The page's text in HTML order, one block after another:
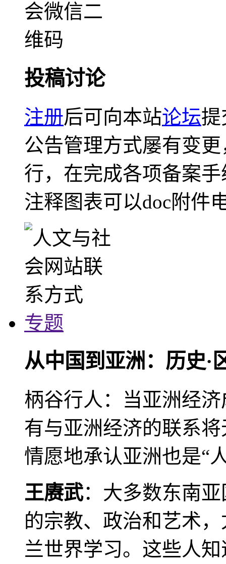
投稿讨论
注册后可向本站论坛提
公告管理方式屡有变
行，在完成各项备案
注释图表可以doc附件
专题
从中国到亚洲：历史·
柄谷行人：当亚洲经
有与亚洲经济的联系
情愿地承认亚洲也是“
王赓武：大多数东南
的宗教、政治和艺术
兰世界学习。这些人